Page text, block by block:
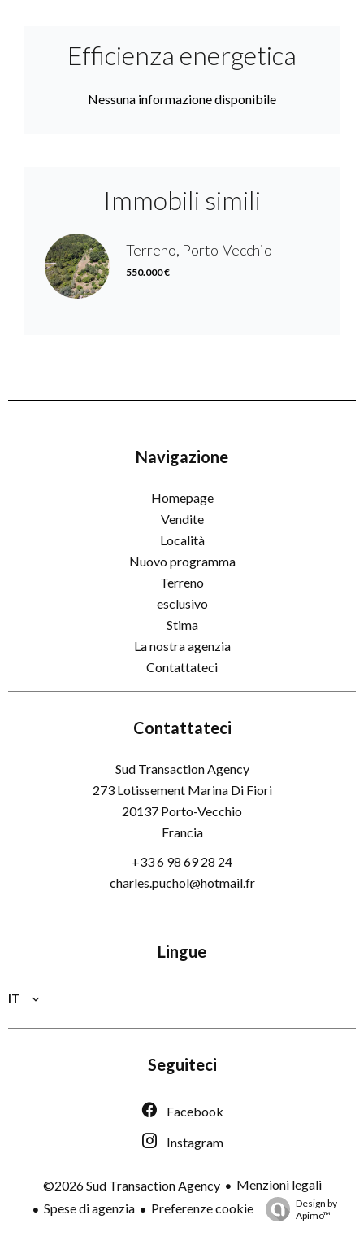
Efficienza energetica
Nessuna informazione disponibile
Immobili simili
Terreno, Porto-Vecchio
550.000 €
Navigazione
Homepage
Vendite
Località
Nuovo programma
Terreno
esclusivo
Stima
La nostra agenzia
Contattateci
Contattateci
Sud Transaction Agency
273 Lotissement Marina Di Fiori
20137 Porto-Vecchio
Francia
+33 6 98 69 28 24
charles.puchol@hotmail.fr
Lingue
IT
Seguiteci
Facebook
Instagram
©2026 Sud Transaction Agency
Menzioni legali
Spese di agenzia
Preferenze cookie
Design by
Apimo™